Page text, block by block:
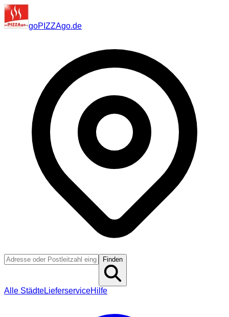
goPIZZAgo.de
Finden
Alle StädteLieferserviceHilfe